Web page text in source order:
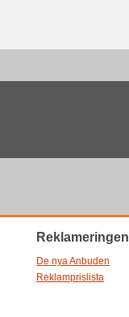
Reklameringen
De nya Anbuden
Reklamprislista